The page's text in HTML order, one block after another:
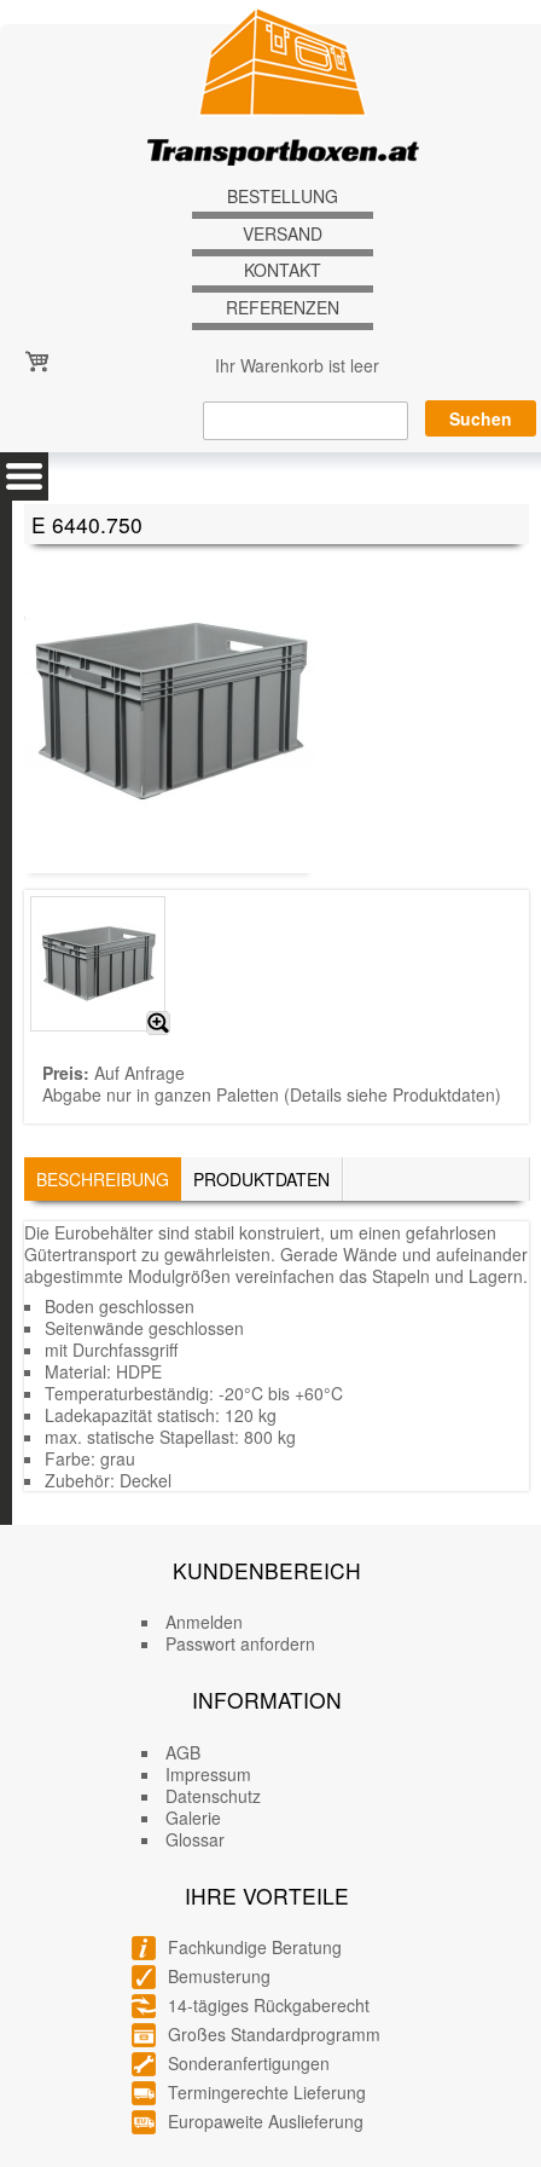
BESTELLUNG
VERSAND
KONTAKT
REFERENZEN
Ihr Warenkorb ist leer
E 6440.750
Preis: Auf Anfrage
Abgabe nur in ganzen Paletten (Details siehe Produktdaten)
TABS
BESCHREIBUNG (AKTIVER
REITER)
PRODUKTDATEN
Die Eurobehälter sind stabil konstruiert, um einen gefahrlosen
Gütertransport zu gewährleisten. Gerade Wände und aufeinander
abgestimmte Modulgrößen vereinfachen das Stapeln und Lagern.
Boden geschlossen
Seitenwände geschlossen
mit Durchfassgriff
Material: HDPE
Temperaturbeständig: -20°C bis +60°C
Ladekapazität statisch: 120 kg
max. statische Stapellast: 800 kg
Farbe: grau
Zubehör: Deckel
KUNDENBEREICH
Anmelden
Passwort anfordern
INFORMATION
AGB
Impressum
Datenschutz
Galerie
Glossar
IHRE VORTEILE
Fachkundige Beratung
Bemusterung
14-tägiges Rückgaberecht
Großes Standardprogramm
Sonderanfertigungen
Termingerechte Lieferung
Europaweite Auslieferung